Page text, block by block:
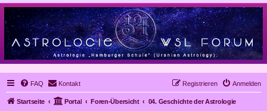
FAQ Kontakt Anmelden
Registrieren
Startseite Portal Foren-Übersicht
04. Geschichte der Astrologie